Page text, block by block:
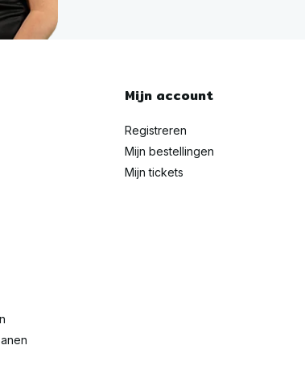
Mijn account
Registreren
Mijn bestellingen
Mijn tickets